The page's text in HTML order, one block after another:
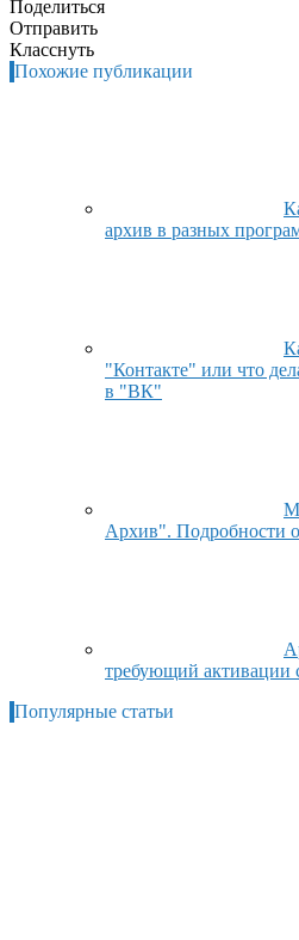
Поделиться
Отправить
Класснуть
Похожие публикации
архив в разных
"Контакте" или что
в "ВК"
Архив". Подробности
требующий активации
Популярные статьи